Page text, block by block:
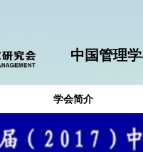
中国管理
学会简介